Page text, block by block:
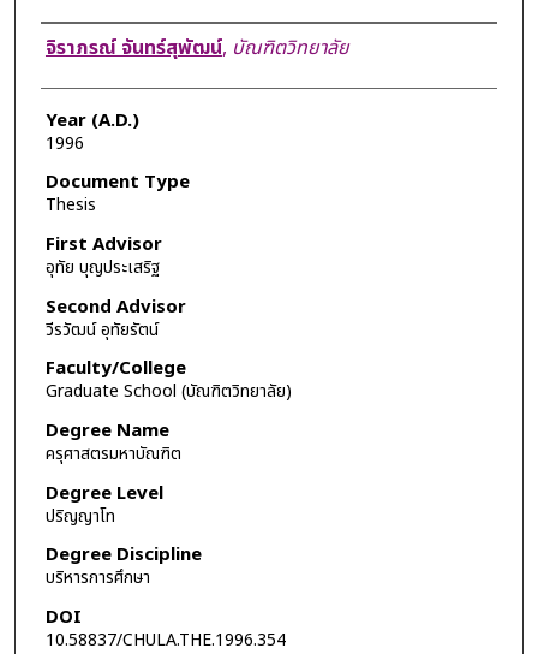
Author
จิราภรณ์ จันทร์สุพัฒน์, บัณฑิตวิทยาลัย
Year (A.D.)
1996
Document Type
Thesis
First Advisor
อุทัย บุญประเสริฐ
Second Advisor
วีรวัฒน์ อุทัยรัตน์
Faculty/College
Graduate School (บัณฑิตวิทยาลัย)
Degree Name
ครุศาสตรมหาบัณฑิต
Degree Level
ปริญญาโท
Degree Discipline
บริหารการศึกษา
DOI
10.58837/CHULA.THE.1996.354